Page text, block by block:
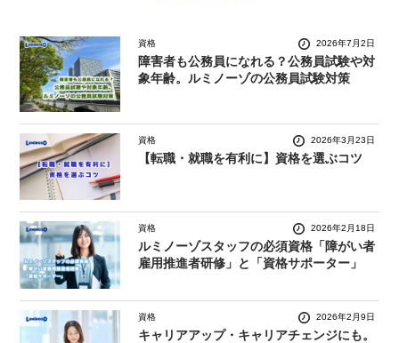
資格 2026年7月2日
障害者も公務員になれる？公務員試験や対
象年齢。ルミノーゾの公務員試験対策
資格 2026年3月23日
【転職・就職を有利に】資格を選ぶコツ
資格 2026年2月18日
ルミノーゾスタッフの必須資格「障がい者
雇用推進者研修」と「資格サポーター」
資格 2026年2月9日
キャリアアップ・キャリアチェンジにも。